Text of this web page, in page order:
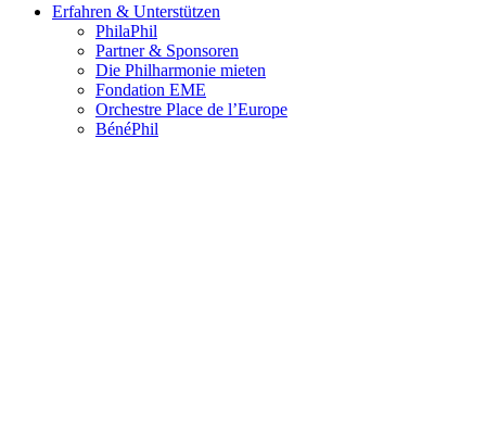
Erfahren & Unterstützen
PhilaPhil
Partner & Sponsoren
Die Philharmonie mieten
Fondation EME
Orchestre Place de l’Europe
BénéPhil